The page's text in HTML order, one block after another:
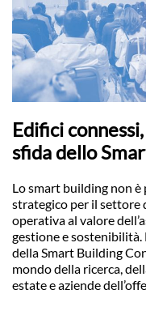
Edifici
sfida dello
Lo smart building non è
strategico per il settore
operativa al valore
gestione e sostenibilità.
della Smart Building
mondo della ricerca,
estate e aziende